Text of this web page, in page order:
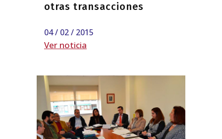
otras transacciones
04 / 02 / 2015
Ver noticia